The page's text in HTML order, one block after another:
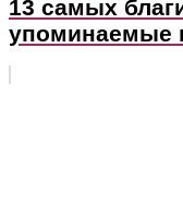
13 самых
упоминаемые